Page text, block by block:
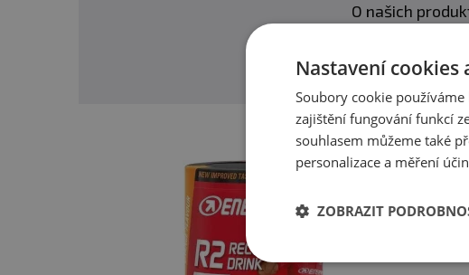
O našich
Nastavení cookies
Soubory cookie
zajištění fungování funkcí
souhlasem můžeme také
personalizace a měření
ZOBRAZIT